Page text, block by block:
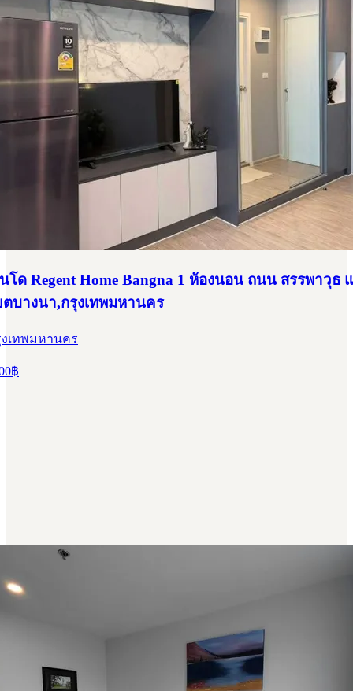
โด Regent Home Bangna 1 ห้องนอน ถนน สรรพาวุธ
ตบางนา,กรุงเทพมหานคร
เทพมหานคร
฿